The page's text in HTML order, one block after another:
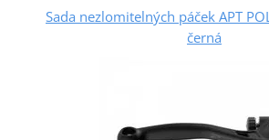
Sada nezlomitelných páček APT
černá